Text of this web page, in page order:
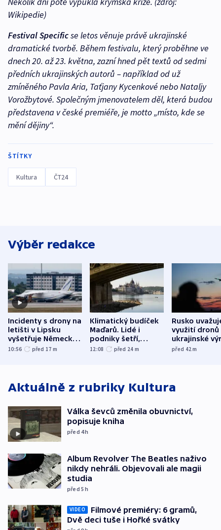
Wikipedie)
Festival Specificse letos věnuje právě ukrajinské
dramatické tvorbě. Během festivalu, který proběhne ve
dnech 20. až 23. května, zazní hned pět textů od sedmi
předních ukrajinských autorů – například od už
zmíněného Pavla Aria, Taťjany Kycenkové nebo Nataljy
Vorožbytové. Společným jmenovatelem děl, která budou
představena v české premiéře, je motto „místo, kde se
mění dějiny“.
ŠTÍTKY
Kultura ČT24
Výběr redakce
Incidenty s drony na
letišti v Lipsku
vyšetřuje Německo
jako úmyslný pokus
10:56 před 17 m
Klimatický budíček
Maďarů. Lidé i
podniky šetří,
omezuje se doprava
12:08 před 24 m
Rusko
využití dronů
ukrajinské
útokům v
před 42m
Aktuálně z rubriky Kultura
Válka ševců změnila obuvnictví,
popisuje kniha
před 4h
Album Revolver The Beatles naživo
nikdy nehráli. Objevovali ale magii
studia
před 5h
VIDEO
Filmové premiéry: 6 gramů,
Dvě deci tuše i Hořké svátky